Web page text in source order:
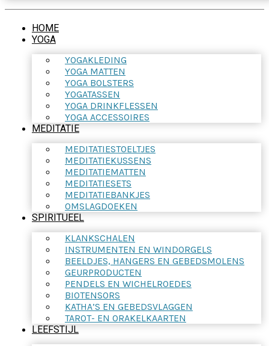
HOME
YOGA
YOGAKLEDING
YOGA MATTEN
YOGA BOLSTERS
YOGATASSEN
YOGA DRINKFLESSEN
YOGA ACCESSOIRES
MEDITATIE
MEDITATIESTOELTJES
MEDITATIEKUSSENS
MEDITATIEMATTEN
MEDITATIESETS
MEDITATIEBANKJES
OMSLAGDOEKEN
SPIRITUEEL
KLANKSCHALEN
INSTRUMENTEN EN WINDORGELS
BEELDJES, HANGERS EN GEBEDSMOLENS
GEURPRODUCTEN
PENDELS EN WICHELROEDES
BIOTENSORS
KATHA’S EN GEBEDSVLAGGEN
TAROT- EN ORAKELKAARTEN
LEEFSTIJL